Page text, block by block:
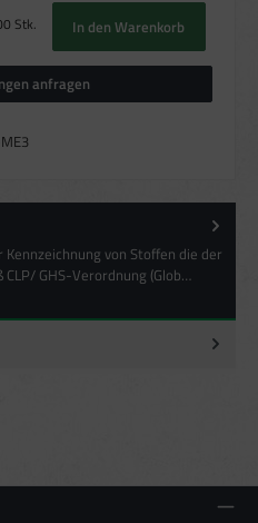
oder benutze die Schaltflächen um die Anzahl zu
Stk. In den Warenkorb
anfragen
von Stoffen die der
GHS-Verordnung (Glob…
oder Kombinationen von Daten
Angebote